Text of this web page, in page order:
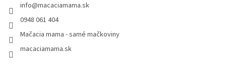
info@macaciamama.sk
0948 061 404
Mačacia mama - samé mačkoviny
macaciamama.sk